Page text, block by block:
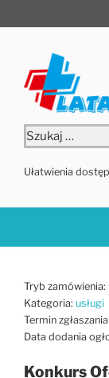
do
Szukaj:
Ułatwienia
Tryb zamówienia:
Kategoria: usługi
Termin
Data dodania
Konkurs